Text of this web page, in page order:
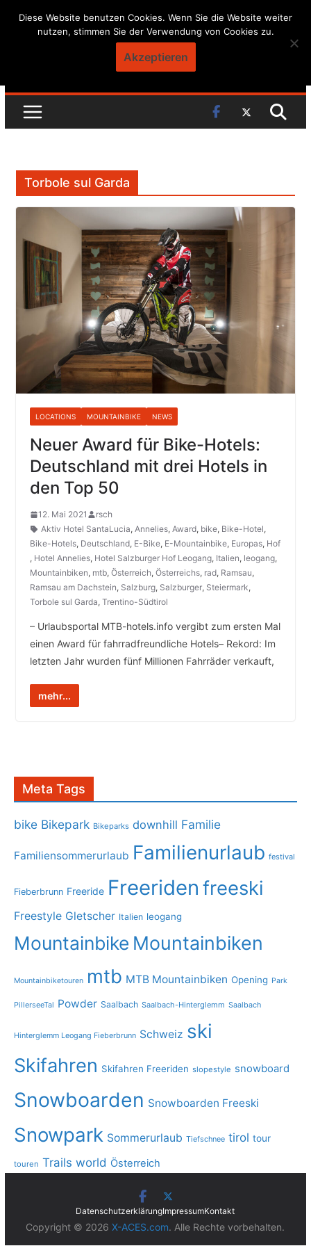
Skip
Torbole sul Garda
LOCATIONS MOUNTAINBIKE NEWS
Neuer Award für Bike-Hotels:
Deutschland mit drei Hotels in
den Top 50
12. Mai 2021
rsch
Aktiv Hotel SantaLucia, Annelies, Award, bike, Bike-Hotel,
Bike-Hotels, Deutschland, E-Bike, E-Mountainbike, Europas, Hof
, Hotel Annelies, Hotel Salzburger Hof Leogang, Italien, leogang,
Mountainbiken, mtb, Österreich, Österreichs, rad, Ramsau,
Ramsau am Dachstein, Salzburg, Salzburger, Steiermark,
Torbole sul Garda, Trentino-Südtirol
– Urlaubsportal MTB-hotels.info vergibt zum ersten Mal
einen Award für fahrradfreundliche Hotels– Rekord: Im
letzten Jahr wurden fünf Millionen Fahrräder verkauft,
mehr...
Meta Tags
bike Bikepark Bikeparks downhill Familie
Familiensommerurlaub Familienurlaub festival
Fieberbrunn Freeride Freeriden freeski
Freestyle Gletscher Italien leogang
Mountainbike Mountainbiken
Mountainbiketouren mtb MTB Mountainbiken Opening Park
PillerseeTal Powder Saalbach Saalbach-Hinterglemm Saalbach
Hinterglemm Leogang Fieberbrunn Schweiz ski
Skifahren Skifahren Freeriden slopestyle snowboard
Snowboarden Snowboarden Freeski
Snowpark Sommerurlaub Tiefschnee tirol tour
touren Trails world Österreich
DatenschutzerklärungImpressumKontakt
Copyright © 2026X-ACES.com. Alle Rechte vorbehalten.
Diese Website benutzen Cookies. Wenn Sie die Website weiter
nutzen, stimmen Sie der Verwendung von Cookies zu.
Akzeptieren